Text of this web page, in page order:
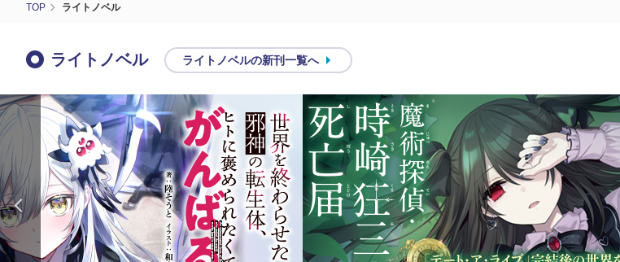
TOP ライトノベル
ライトノベル ライトノベルの新刊一覧へ